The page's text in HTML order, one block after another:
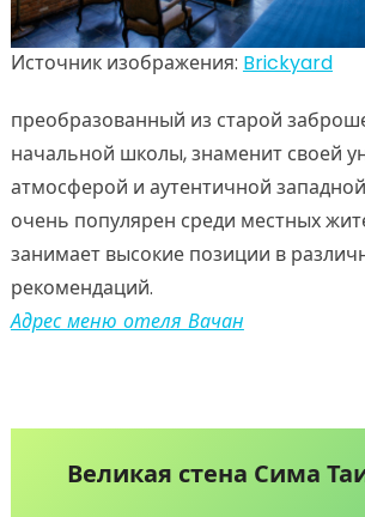
Источник изображения: Brickyard
преобразованный из старой
начальной школы, знаменит своей
атмосферой и аутентичной
очень популярен среди местных
занимает высокие позиции в
рекомендаций.
Адрес меню отеля Вачан
Великая стена Сима